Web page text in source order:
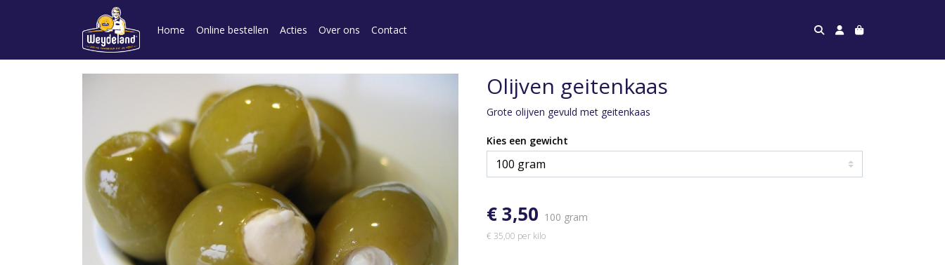
Home Online bestellen Acties Over ons Contact
Olijven geitenkaas
Grote olijven gevuld met geitenkaas
Kies een gewicht
€ 3,50 100 gram
€ 35,00 per kilo